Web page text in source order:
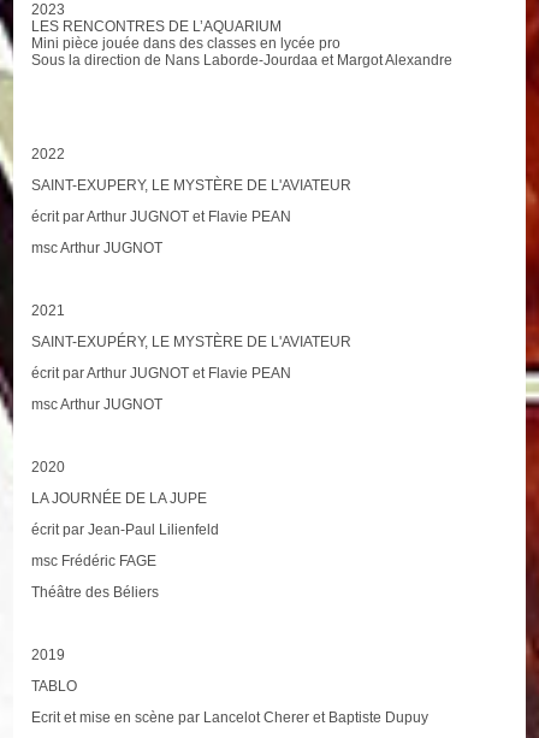
2023
LES RENCONTRES DE L’AQUARIUM
Mini pièce jouée dans des classes en lycée pro
Sous la direction de Nans Laborde-Jourdaa et Margot Alexandre
2022
SAINT-EXUPERY, LE MYSTÈRE DE L'AVIATEUR
écrit par Arthur JUGNOT et Flavie PEAN
msc Arthur JUGNOT
2021
SAINT-EXUPÉRY, LE MYSTÈRE DE L'AVIATEUR
écrit par Arthur JUGNOT et Flavie PEAN
msc Arthur JUGNOT
2020
LA JOURNÉE DE LA JUPE
écrit par Jean-Paul Lilienfeld
msc Frédéric FAGE
Théâtre des Béliers
2019
TABLO
Ecrit et mise en scène par Lancelot Cherer et Baptiste Dupuy